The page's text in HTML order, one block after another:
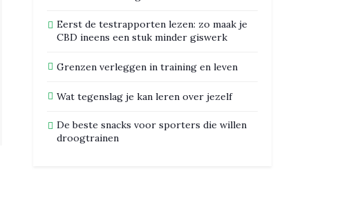
Eerst de testrapporten lezen: zo maak je
CBD ineens een stuk minder giswerk
Grenzen verleggen in training en leven
Wat tegenslag je kan leren over jezelf
De beste snacks voor sporters die willen
droogtrainen